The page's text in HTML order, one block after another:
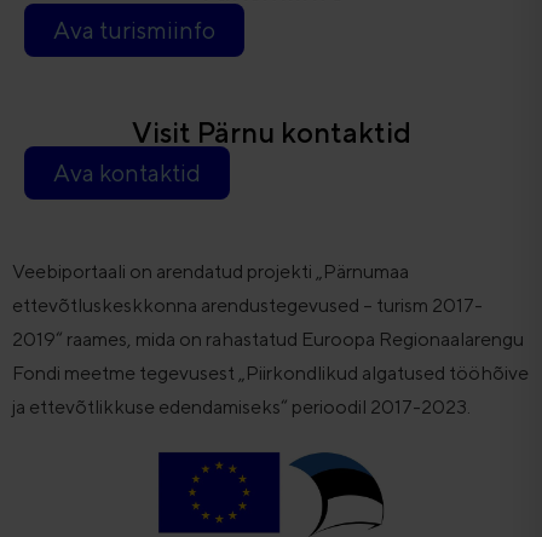
Ava turismiinfo
Visit Pärnu kontaktid
Ava kontaktid
Veebiportaali on arendatud projekti „Pärnumaa
ettevõtluskeskkonna arendustegevused – turism 2017-
2019“ raames, mida on rahastatud Euroopa Regionaalarengu
Fondi meetme tegevusest „Piirkondlikud algatused tööhõive
ja ettevõtlikkuse edendamiseks“ perioodil 2017-2023.